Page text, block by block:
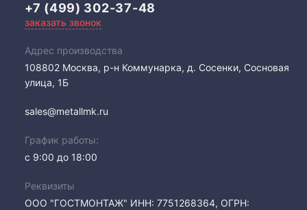
+7 (499) 302-37-48
заказать звонок
Адрес производства
108802​ Москва, р-н Коммунарка, д. Сосенки, Сосновая
улица, 1Б
sales@metallmk.ru
График работы:
с 9:00 до 18:00
Реквизиты
ООО "ГОСТМОНТАЖ" ИНН: 7751268364, ОГРН: